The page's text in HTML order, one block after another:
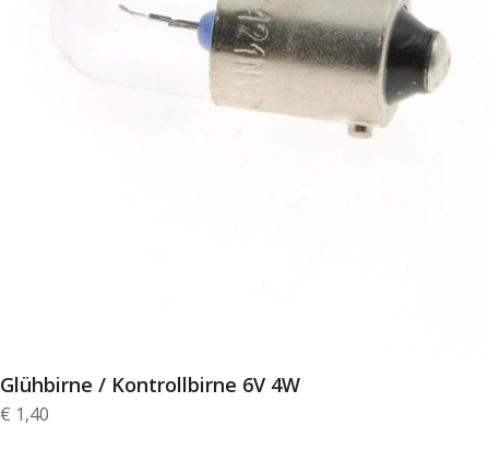
Glühbirne / Kontrollbirne 6V 4W
€ 1,40